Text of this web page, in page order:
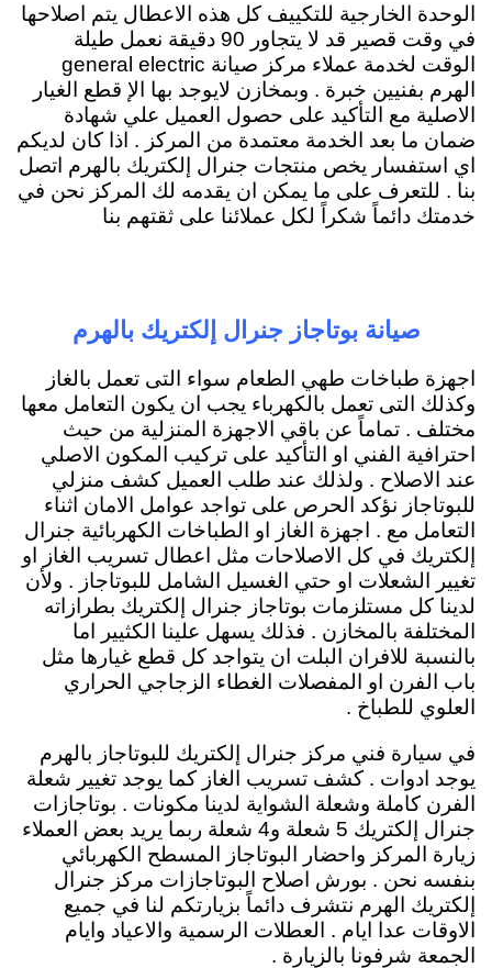
الوحدة الخارجية للتكييف كل هذه الاعطال يتم اصلاحها
في وقت قصير قد لا يتجاور 90 دقيقة نعمل طيلة
الوقت لخدمة عملاء مركز صيانة general electric
الهرم بفنيين خبرة . وبمخازن لايوجد بها الإ قطع الغيار
الاصلية مع التأكيد على حصول العميل علي شهادة
ضمان ما بعد الخدمة معتمدة من المركز . اذا كان لديكم
اي استفسار يخص منتجات جنرال إلكتريك بالهرم اتصل
بنا . للتعرف على ما يمكن ان يقدمه لك المركز نحن في
خدمتك دائماً شكراً لكل عملائنا على ثقتهم بنا
صيانة بوتاجاز جنرال إلكتريك بالهرم
اجهزة طباخات طهي الطعام سواء التى تعمل بالغاز
وكذلك التى تعمل بالكهرباء يجب ان يكون التعامل معها
مختلف . تماماً عن باقي الاجهزة المنزلية من حيث
احترافية الفني او التأكيد على تركيب المكون الاصلي
عند الاصلاح . ولذلك عند طلب العميل كشف منزلي
للبوتاجاز نؤكد الحرص على تواجد عوامل الامان اثناء
التعامل مع . اجهزة الغاز او الطباخات الكهربائية جنرال
إلكتريك في كل الاصلاحات مثل اعطال تسريب الغاز او
تغيير الشعلات او حتي الغسيل الشامل للبوتاجاز . ولأن
لدينا كل مستلزمات بوتاجاز جنرال إلكتريك بطرازاته
المختلفة بالمخازن . فذلك يسهل علينا الكثيير اما
بالنسبة للافران البلت ان يتواجد كل قطع غيارها مثل
باب الفرن او المفصلات الغطاء الزجاجي الحراري
العلوي للطباخ .
في سيارة فني مركز جنرال إلكتريك للبوتاجاز بالهرم
يوجد ادوات . كشف تسريب الغاز كما يوجد تغيير شعلة
الفرن كاملة وشعلة الشواية لدينا مكونات . بوتاجازات
جنرال إلكتريك 5 شعلة و4 شعلة ربما يريد بعض العملاء
زيارة المركز واحضار البوتاجاز المسطح الكهربائي
بنفسه نحن . بورش اصلاح البوتاجازات مركز جنرال
إلكتريك الهرم نتشرف دائماً بزيارتكم لنا في جميع
الاوقات عدا ايام . العطلات الرسمية والاعياد وايام
الجمعة شرفونا بالزيارة .